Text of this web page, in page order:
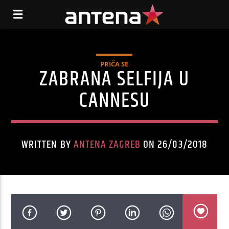
PRIČA SE
ZABRANA SELFIJA U
CANNESU
WRITTEN BYANTENA ZAGREB ON 26/03/2018